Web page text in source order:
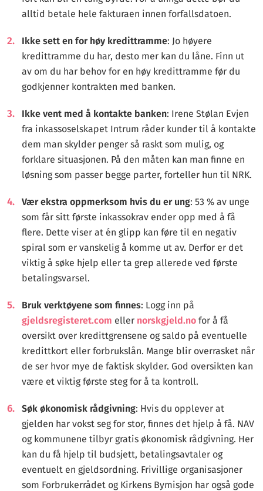
alltid betale hele fakturaen innen forfallsdatoen.
Ikke sett en for høy kredittramme: Jo høyere
kredittramme du har, desto mer kan du låne. Finn ut
av om du har behov for en høy kredittramme før du
godkjenner kontrakten med banken.
Ikke vent med å kontakte banken: Irene Stølan Evjen
fra inkassoselskapet Intrum råder kunder til å kontakte
dem man skylder penger så raskt som mulig, og
forklare situasjonen. På den måten kan man finne en
løsning som passer begge parter, forteller hun til NRK.
Vær ekstra oppmerksom hvis du er ung: 53 % av unge
som får sitt første inkassokrav ender opp med å få
flere. Dette viser at én glipp kan føre til en negativ
spiral som er vanskelig å komme ut av. Derfor er det
viktig å søke hjelp eller ta grep allerede ved første
betalingsvarsel.
Bruk verktøyene som finnes: Logg inn på
gjeldsregisteret.com eller norskgjeld.no for å få
oversikt over kredittgrensene og saldo på eventuelle
kredittkort eller forbrukslån. Mange blir overrasket når
de ser hvor mye de faktisk skylder. God oversikten kan
være et viktig første steg for å ta kontroll.
Søk økonomisk rådgivning: Hvis du opplever at
gjelden har vokst seg for stor, finnes det hjelp å få. NAV
og kommunene tilbyr gratis økonomisk rådgivning. Her
kan du få hjelp til budsjett, betalingsavtaler og
eventuelt en gjeldsordning. Frivillige organisasjoner
som Forbrukerrådet og Kirkens Bymisjon har også gode